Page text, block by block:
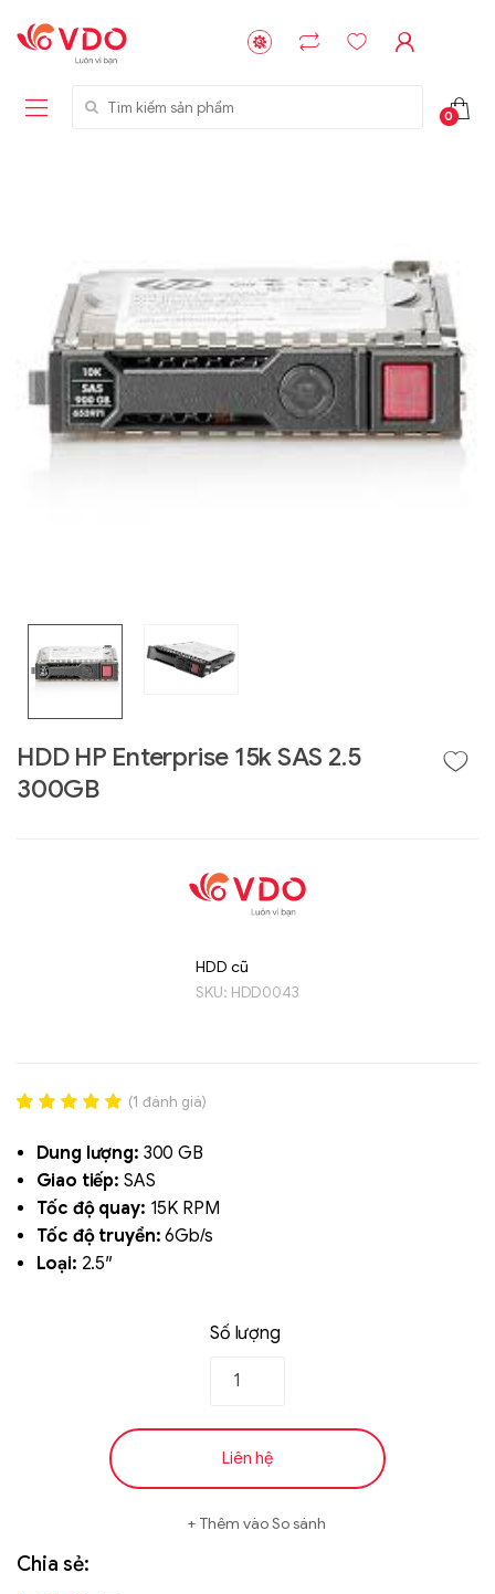
Tìm kiếm sản phẩm
0
HDD HP Enterprise 15k SAS 2.5
300GB
HDD cũ
SKU: HDD0043
out of 5
based on
đánh giá
(1 đánh giá)
Dung lượng: 300 GB
Giao tiếp: SAS
Tốc độ quay: 15K RPM
Tốc độ truyền: 6Gb/s
Loại: 2.5″
Số lượng
Liên hệ
Thêm vào So sánh
Chia sẻ:
Storage Micron -
64GB - 15.36TB
Liên hệ
SK hynix - DRAM
- GDDR - GDDR6
G593-ZD1 (rev.
AAX1)
AAP1)